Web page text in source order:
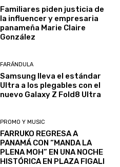
Familiares piden justicia de
la influencer y empresaria
panameña Marie Claire
González
FARÁNDULA
Samsung lleva el estándar
Ultra a los plegables con el
nuevo Galaxy Z Fold8 Ultra
PROMO Y MUSIC
FARRUKO REGRESA A
PANAMÁ CON “MANDA LA
PLENA MOH” EN UNA NOCHE
HISTÓRICA EN PLAZA FIGALI